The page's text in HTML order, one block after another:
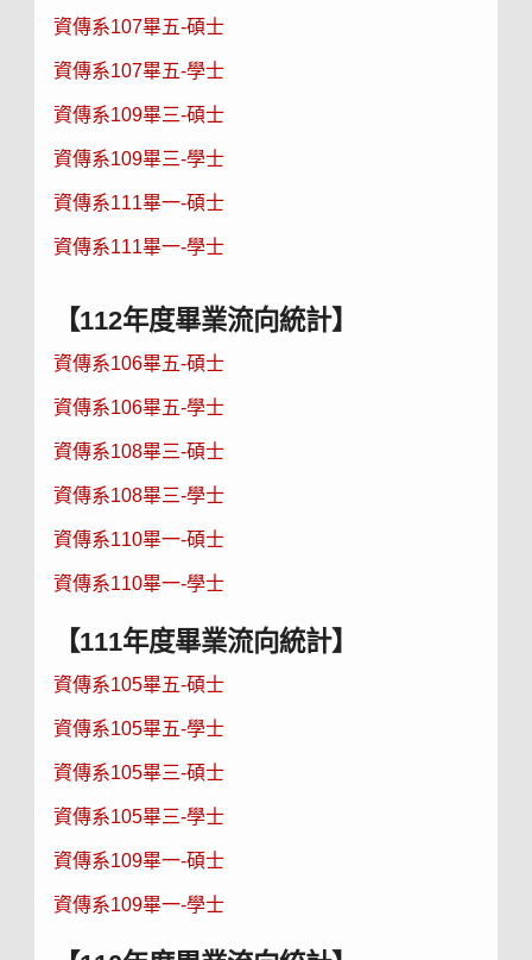
資傳系107畢五-碩士
資傳系107畢五-學士
資傳系109畢三-碩士
資傳系109畢三-學士
資傳系111畢一-碩士
資傳系111畢一-學士
【112年度畢業流向統計】
資傳系106畢五-碩士
資傳系106畢五-學士
資傳系108畢三-碩士
資傳系108畢三-學士
資傳系110畢一-碩士
資傳系110畢一-學士
【111年度畢業流向統計】
資傳系105畢五-碩士
資傳系105畢五-學士
資傳系105畢三-碩士
資傳系105畢三-學士
資傳系109畢一-碩士
資傳系109畢一-學士